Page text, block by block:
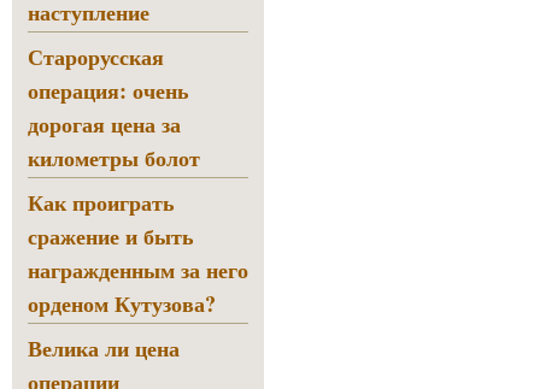
наступление
Старорусская
операция: очень
дорогая цена за
километры болот
Как проиграть
сражение и быть
награжденным за него
орденом Кутузова?
Велика ли цена
операции